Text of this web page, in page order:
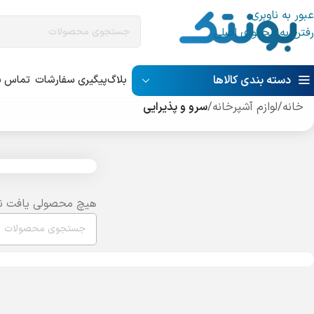
عبور به ناوبری
رفتن به محتوای اصلی
دسته بندی کالاها بلاگپیگیری سفارشات تماس
خانه/لوازم آشپرخانه/سرو و پذیرایی
هیچ محصولی یافت